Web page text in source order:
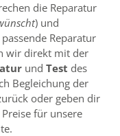
die Reparatur
) und
Reparatur
wir direkt mit der
und Test des
Begleichung der
oder geben dir
für unsere